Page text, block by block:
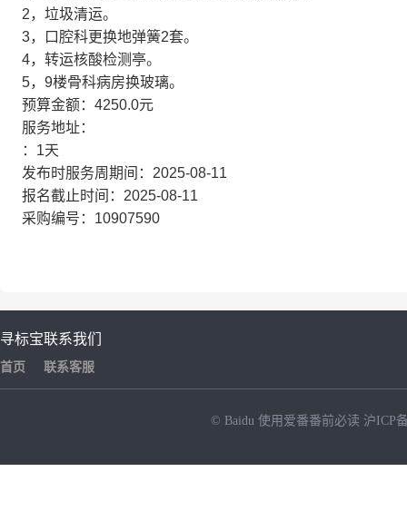
2，垃圾清运。
3，口腔科更换地弹簧2套。
4，转运核酸检测亭。
5，9楼骨科病房换玻璃。
预算金额：4250.0元
服务地址：
：1天
发布时服务周期间：2025-08-11
报名截止时间：2025-08-11
采购编号：10907590
寻标宝
首页
联系我们
联系客服
© Baidu 使用爱番番前必读 沪ICP